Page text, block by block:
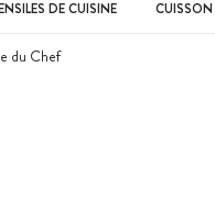
DE CUISINE CUISSON
du Chef